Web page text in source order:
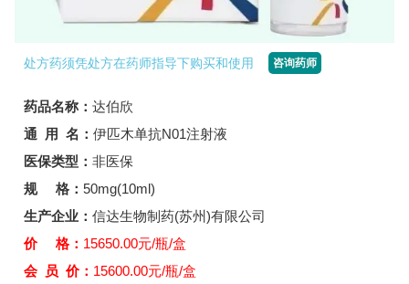
处方药须凭处方在药师指导下购买和使用 咨询药师
药品名称： 达伯欣
通 用 名： 伊匹木单抗N01注射液
医保类型： 非医保
规 格： 50mg(10ml)
生产企业： 信达生物制药(苏州)有限公司
价 格： 15650.00元/瓶/盒
会 员 价： 15600.00元/瓶/盒